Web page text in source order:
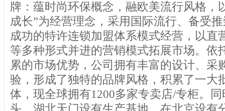
牌：蕴时尚环保概念，融欧美流行风格，
成长”为经营理念，采用国际流行、备受
成功的特许连锁加盟体系模式经营，以直
等多种形式并进的营销模式拓展市场。依
累的市场优势，公司拥有丰富的设计、采
验，形成了独特的品牌风格，积累了一大
体，现全球拥有1200多家专卖店/专柜。